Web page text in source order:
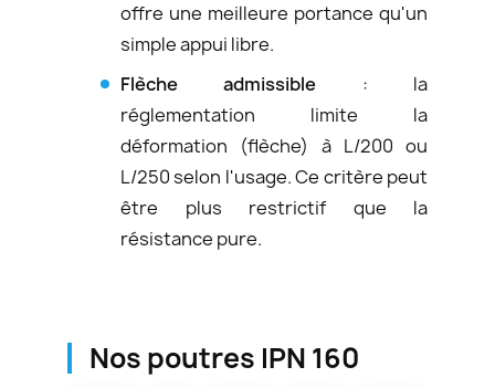
offre une meilleure portance qu'un
simple appui libre.
Flèche admissible : la
réglementation limite la
déformation (flèche) à L/200 ou
L/250 selon l'usage. Ce critère peut
être plus restrictif que la
résistance pure.
Nos poutres IPN 160